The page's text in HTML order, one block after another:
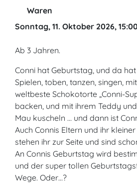
Waren
Sonntag, 11. Oktober 2026,
Ab 3 Jahren.
Conni hat Geburtstag, und da
Spielen, toben, tanzen, singen,
weltbeste Schokotorte „Conni-
backen, und mit ihrem Teddy
Mau kuscheln … und dann ist
Auch Connis Eltern und ihr
stehen ihr zur Seite und sind
An Connis Geburtstag wird
und der super tollen
Wege. Oder…?